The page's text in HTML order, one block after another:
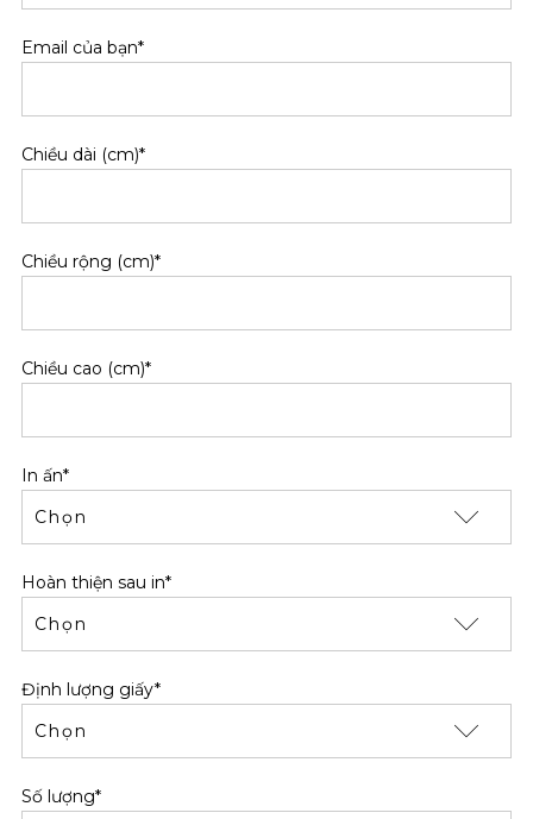
Email của bạn*
Chiều dài (cm)*
Chiều rộng (cm)*
Chiều cao (cm)*
In ấn*
Hoàn thiện sau in*
Định lượng giấy*
Số lượng*